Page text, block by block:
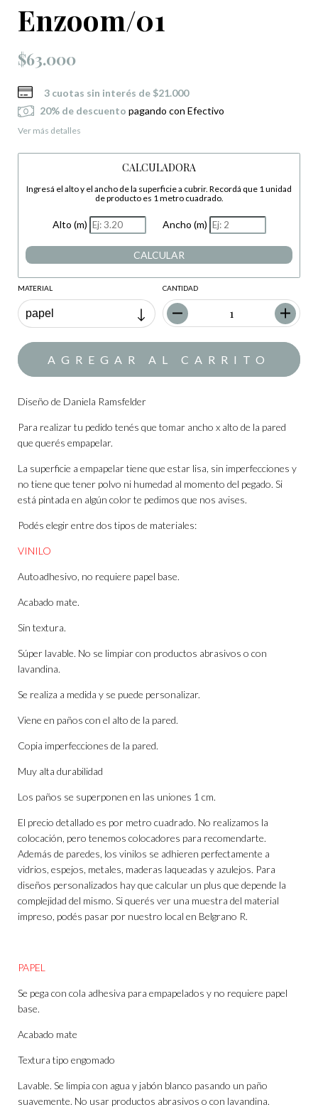
Enzoom/01
$63.000
3 cuotas sin interés de $21.000
20% de descuento pagando con Efectivo
Ver más detalles
CALCULADORA
Ingresá el alto y el ancho de la superficie a cubrir. Recordá que 1 unidad
de producto es 1 metro cuadrado.
Alto (m) Ancho (m)
CALCULAR
MATERIAL CANTIDAD
Diseño de Daniela Ramsfelder
Para realizar tu pedido tenés que tomar ancho x alto de la pared
que querés empapelar.
La superficie a empapelar tiene que estar lisa, sin imperfecciones y
no tiene que tener polvo ni humedad al momento del pegado. Si
está pintada en algún color te pedimos que nos avises.
Podés elegir entre dos tipos de materiales:
VINILO
Autoadhesivo, no requiere papel base.
Acabado mate.
Sin textura.
Súper lavable. No se limpiar con productos abrasivos o con
lavandina.
Se realiza a medida y se puede personalizar.
Viene en paños con el alto de la pared.
Copia imperfecciones de la pared.
Muy alta durabilidad
Los paños se superponen en las uniones 1 cm.
El precio detallado es por metro cuadrado. No realizamos la
colocación, pero tenemos colocadores para recomendarte.
Además de paredes, los vinilos se adhieren perfectamente a
vidrios, espejos, metales, maderas laqueadas y azulejos. Para
diseños personalizados hay que calcular un plus que depende la
complejidad del mismo. Si querés ver una muestra del material
impreso, podés pasar por nuestro local en Belgrano R.
PAPEL
Se pega con cola adhesiva para empapelados y no requiere papel
base.
Acabado mate
Textura tipo engomado
Lavable. Se limpia con agua y jabón blanco pasando un paño
suavemente. No usar productos abrasivos o con lavandina.